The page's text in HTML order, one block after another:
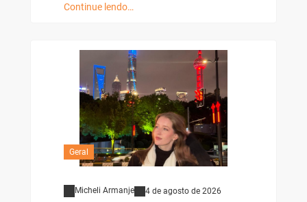
Continue lendo…
Geral
Micheli Armanje 4 de agosto de 2026